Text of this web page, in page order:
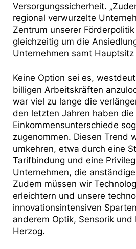
Versorgungssicherheit.
regional verwurzelte
Zentrum unserer
gleichzeitig um die
Unternehmen samt Hauptsitz
Keine Option sei es,
billigen Arbeitskräften
war viel zu lange die
den letzten Jahren haben die
Einkommensunterschiede
zugenommen. Diesen Trend
umkehren, etwa durch eine
Tarifbindung und eine
Unternehmen, die
Zudem müssen wir
erleichtern und unsere
innovationsintensiven
anderem Optik, Sensorik und
Herzog.